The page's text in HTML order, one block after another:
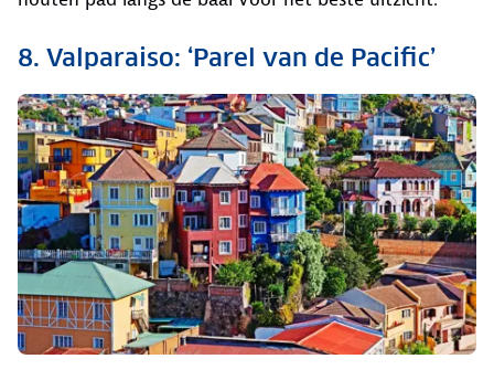
8. Valparaiso: ‘Parel van de Pacific’